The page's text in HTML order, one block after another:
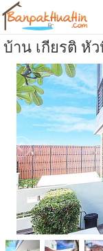
บ้าน เกียรติ หั